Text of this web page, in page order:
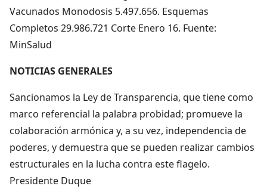
Vacunados Monodosis 5.497.656. Esquemas
Completos 29.986.721 Corte Enero 16. Fuente:
MinSalud
NOTICIAS GENERALES
Sancionamos la Ley de Transparencia, que tiene como
marco referencial la palabra probidad; promueve la
colaboración armónica y, a su vez, independencia de
poderes, y demuestra que se pueden realizar cambios
estructurales en la lucha contra este flagelo.
Presidente Duque